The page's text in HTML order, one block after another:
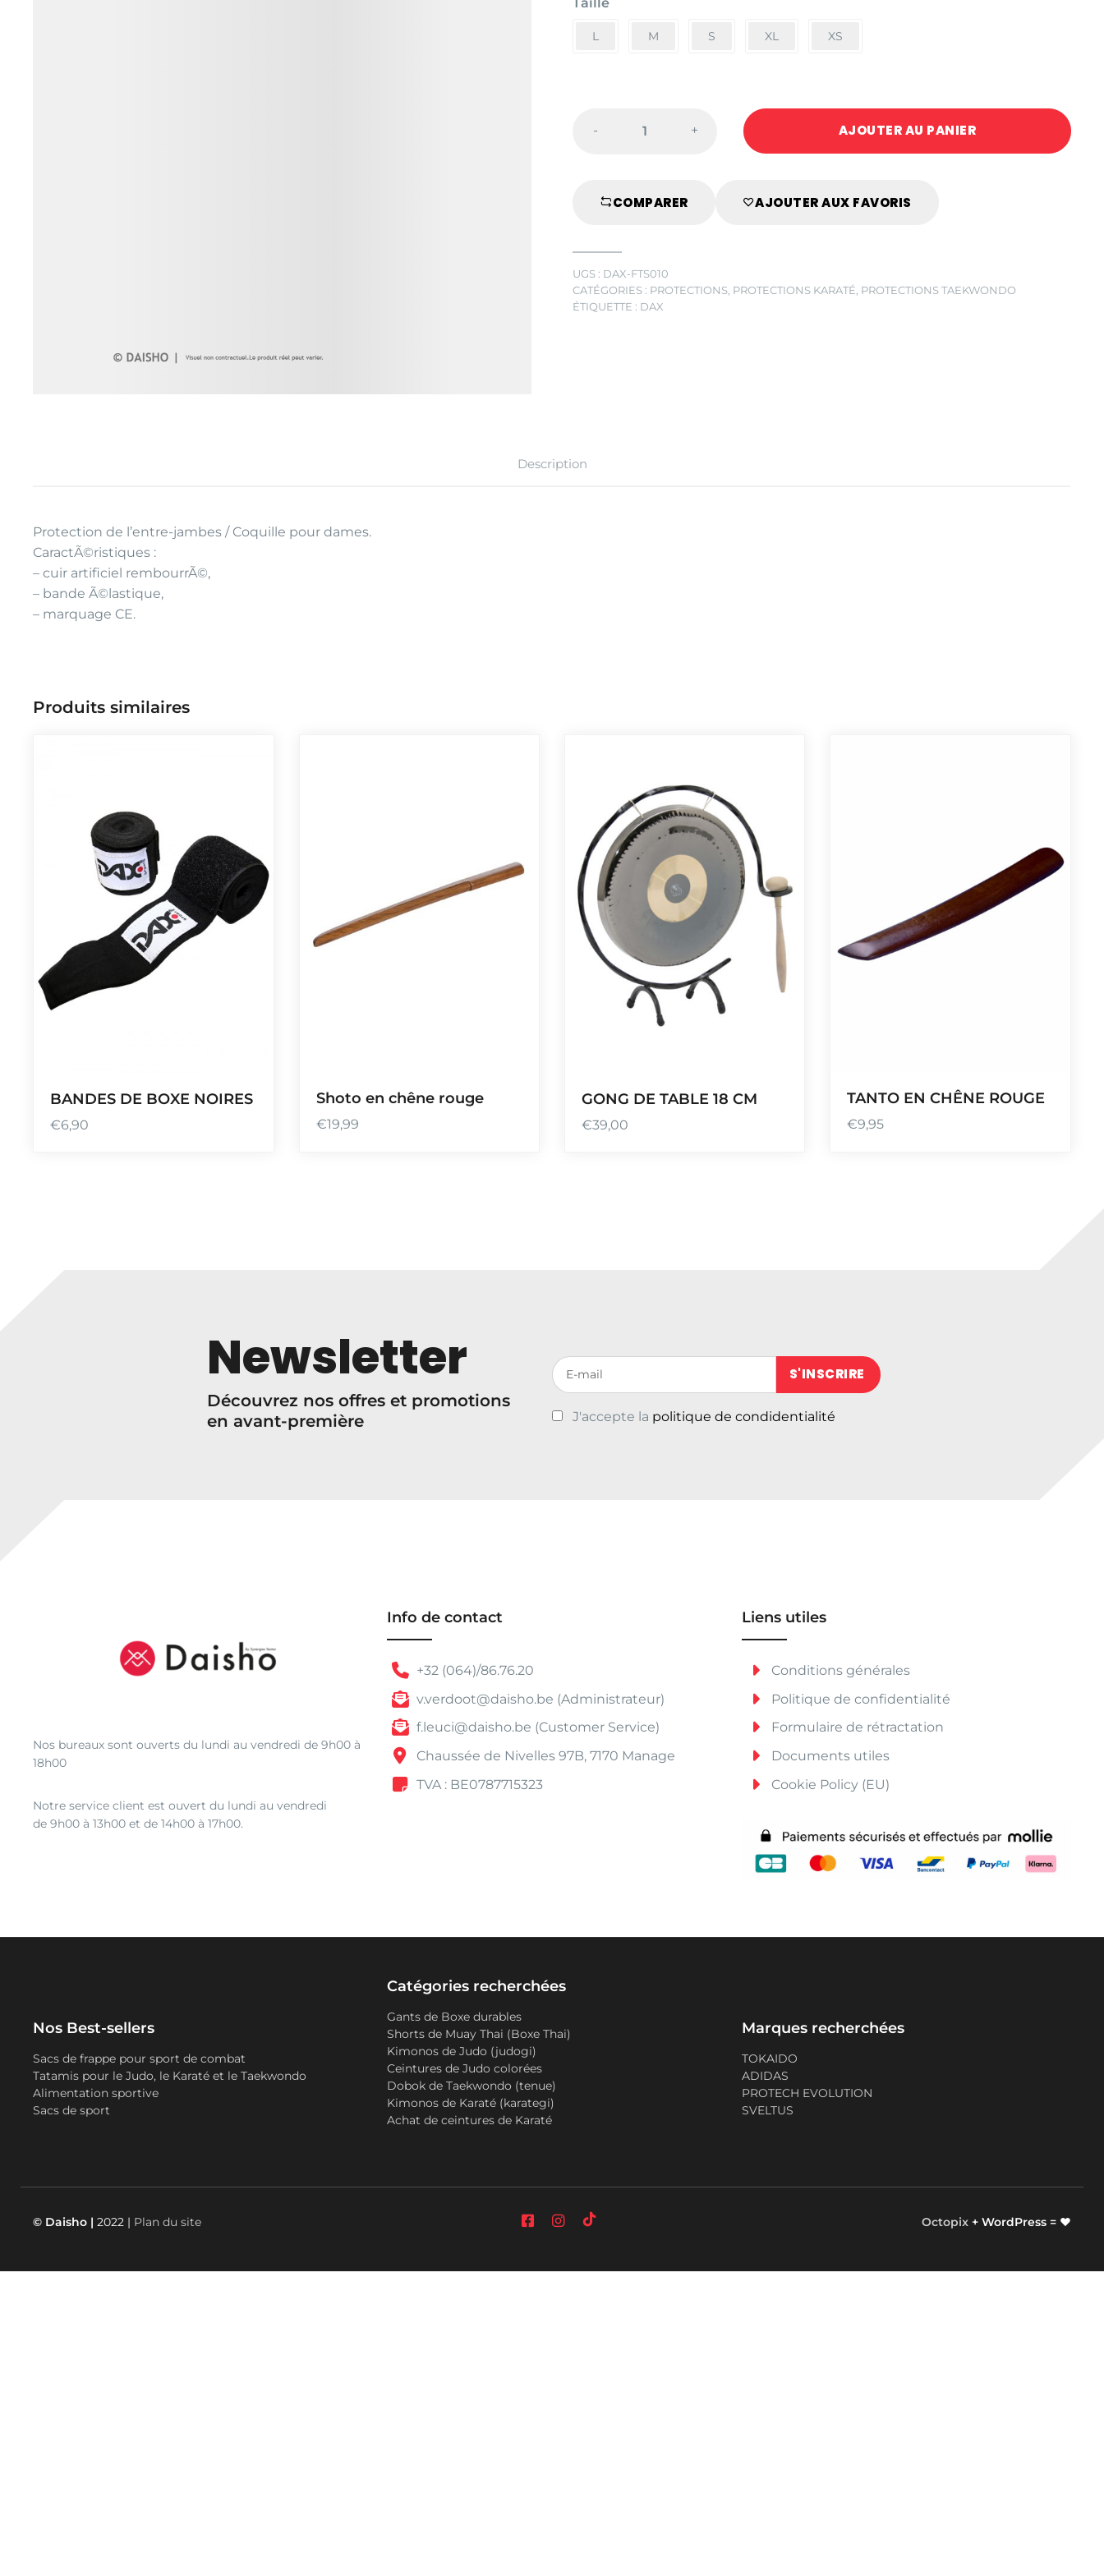
L M S XL XS
COQUILLE
- + AJOUTER AU PANIER
COMPARER AJOUTER AUX FAVORIS
UGS : DAX-FTS010
CATÉGORIES : PROTECTIONS PROTECTIONS KARATÉ PROTECTIONS TAEKWONDO
ÉTIQUETTE : DAX
Description
Protection de l’entre-jambes / Coquille pour dames.
CaractÃ©ristiques :
– cuir artificiel rembourrÃ©,
– bande Ã©lastique,
– marquage CE.
Produits similaires
BANDES DE BOXE NOIRES
€6,90
Shoto en chêne rouge
€19,99
GONG DE TABLE 18 CM
€39,00
TANTO EN CHÊNE ROUGE
€9,95
Newsletter
Découvrez nos offres et promotions
en avant-première
Votre adresse de messagerie (obligatoire)
J'accepte la politique de condidentialité
Nos bureaux sont ouverts du lundi au vendredi de 9h00 à
18h00
Notre service client est ouvert du lundi au vendredi
de 9h00 à 13h00 et de 14h00 à 17h00.
Info de contact
+32 (064)/86.76.20
v.verdoot@daisho.be (Administrateur)
f.leuci@daisho.be (Customer Service)
Chaussée de Nivelles 97B, 7170 Manage
TVA : BE0787715323
Liens utiles
Conditions générales
Politique de confidentialité
Formulaire de rétractation
Documents utiles
Cookie Policy (EU)
Nos Best-sellers
Sacs de frappe pour sport de combat
Tatamis pour le Judo, le Karaté et le Taekwondo
Alimentation sportive
Sacs de sport
Catégories recherchées
Gants de Boxe durables
Shorts de Muay Thai (Boxe Thai)
Kimonos de Judo (judogi)
Ceintures de Judo colorées
Dobok de Taekwondo (tenue)
Kimonos de Karaté (karategi)
Achat de ceintures de Karaté
Marques recherchées
TOKAIDO
ADIDAS
PROTECH EVOLUTION
SVELTUS
© Daisho | 2022 | Plan du site Octopix+ WordPress = ❤